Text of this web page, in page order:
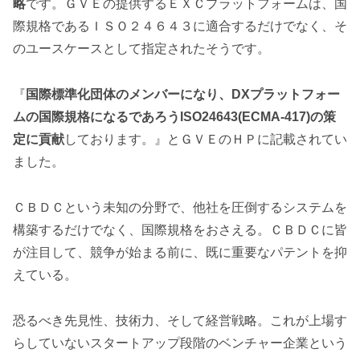
略です。ＧＶＥの提供するＥＸＣプラットフォームは、国
際規格であるＩＳＯ２４６４３に適合するだけでなく、そ
のユースケースとして指定されたそうです。
『 国際標準化団体のメンバーになり、DXプラットフォー
ムの国際規格になるであろうISO24643(ECMA-417)の策
定に貢献しております。』とＧＶＥのＨＰに記載されてい
ました。
ＣＢＤＣという未知の分野で、他社を圧倒するシステムを
構築するだけでなく、国際規格をおさえる。ＣＢＤＣに皆
が注目して、競争が始まる前に、既に重要なパテントを抑
えている。
恐るべき先見性、技術力、そして経営戦略。これが上場す
らしていないスタートアップ段階のベンチャー企業という